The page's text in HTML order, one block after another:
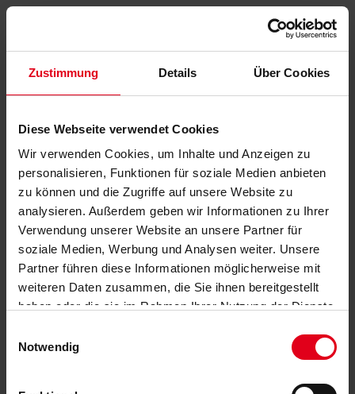
Zustimmung Details Über Cookies
Diese Webseite verwendet Cookies
Wir verwenden Cookies, um Inhalte und Anzeigen zu
personalisieren, Funktionen für soziale Medien anbieten
zu können und die Zugriffe auf unsere Website zu
analysieren. Außerdem geben wir Informationen zu Ihrer
Verwendung unserer Website an unsere Partner für
soziale Medien, Werbung und Analysen weiter. Unsere
Partner führen diese Informationen möglicherweise mit
weiteren Daten zusammen, die Sie ihnen bereitgestellt
haben oder die sie im Rahmen Ihrer Nutzung der Dienste
Notwendig